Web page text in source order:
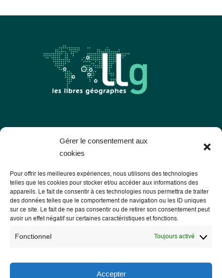
Gérer le consentement aux
cookies
Pour offrir les meilleures expériences, nous utilisons des technologies
telles que les cookies pour stocker et/ou accéder aux informations des
appareils. Le fait de consentir à ces technologies nous permettra de traiter
des données telles que le comportement de navigation ou les ID uniques
sur ce site. Le fait de ne pas consentir ou de retirer son consentement peut
avoir un effet négatif sur certaines caractéristiques et fonctions.
Fonctionnel Toujours activé
Accepter
Les Libres Géographes
56000 Vannes
— Nous contacter